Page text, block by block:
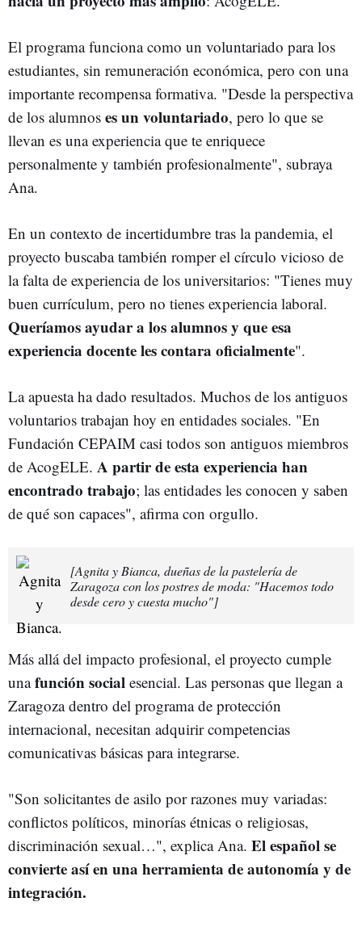
El programa funciona como un voluntariado para los
estudiantes, sin remuneración económica, pero con una
importante recompensa formativa. "Desde la perspectiva
de los alumnos es un voluntariado, pero lo que se
llevan es una experiencia que te enriquece
personalmente y también profesionalmente", subraya
Ana.
En un contexto de incertidumbre tras la pandemia, el
proyecto buscaba también romper el círculo vicioso de
la falta de experiencia de los universitarios: "Tienes muy
buen currículum, pero no tienes experiencia laboral.
Queríamos ayudar a los alumnos y que esa
experiencia docente les contara oficialmente".
La apuesta ha dado resultados. Muchos de los antiguos
voluntarios trabajan hoy en entidades sociales. "En
Fundación CEPAIM casi todos son antiguos miembros
de AcogELE. A partir de esta experiencia han
encontrado trabajo; las entidades les conocen y saben
de qué son capaces", afirma con orgullo.
[Agnita y Bianca, dueñas de la pastelería de
Zaragoza con los postres de moda: "Hacemos todo
desde cero y cuesta mucho"]
Más allá del impacto profesional, el proyecto cumple
unafunción social esencial. Las personas que llegan a
Zaragoza dentro del programa de protección
internacional, necesitan adquirir competencias
comunicativas básicas para integrarse.
"Son solicitantes de asilo por razones muy variadas:
conflictos políticos, minorías étnicas o religiosas,
discriminación sexual…", explica Ana. El español se
convierte así en una herramienta de autonomía y de
integración.